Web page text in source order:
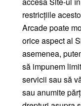
restricțiile
Arcade poate
orice aspect al
asemenea,
să impunem
servicii sau să
sau anumite